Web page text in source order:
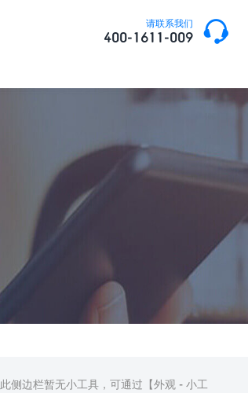
请联系我们
400-1611-009 
此侧边栏暂无小工具，可通过【外观 - 小工